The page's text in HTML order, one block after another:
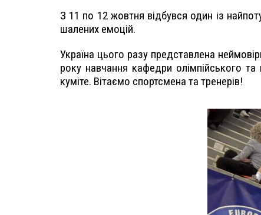
З 11 по 12 жовтня відбувся один із
шалених емоцій.
Україна цього разу представлена
року навчання кафедри олімпійського
куміте. Вітаємо спортсмена та тренерів!